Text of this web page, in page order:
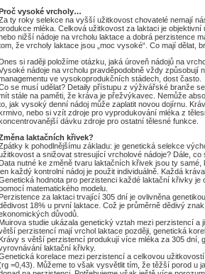
Proč vysoké vrcholy…
Za ty roky selekce na vyšší užitkovost chovatelé nemají
produkce mléka. Celková užitkovost za laktaci je
nebo nižší nádoje na vrcholu laktace a dobrá perzistence
že vrcholy laktace jsou „moc vysoké“. Co mají dělat,
Dnes si raději položíme otázku, jaká úroveň nádojů na
nádoje na vrcholu pravděpodobně vždy
ve vysokoprodukčních stádech, dost často.
se musí udělat? Detaily přístupu z výživářské branže
stále na paměti, že kráva je přežvýkavec. Nemůže
jak vysoký denní nádoj může zaplatit novou dojírnu.
nebo si vzít zdroje pro vyprodukování mléka z
dávku zdroje pro ostatní tělesné funkce.
laktačních křivek?
k pohodlnějšímu základu: je genetická selekce
a snižovat stresující vrcholové nádoje? Dále, co
Data nutné ke změně tvaru laktačních křivek jsou ty
každý kontrolní nádoj je použit individuálně. Každá
hodnota pro perzistenci každé laktační křivky je
matematického modelu.
Perzistence za laktaci trvající 305 dní je ovlivněna
18% u první laktace. Což je průměrně dědivý
důvodů.
Muirova studie ukázala genetický vztah mezi perzistencí
perzistencí mají vrchol laktace později, genetická
Krávy s větší perzistencí produkují více mléka za 305 dní,
laktační křivky.
korelace mezi perzistencí a celkovou
=0,43). Můžeme to však vysvětlit tím, že těžší porod u